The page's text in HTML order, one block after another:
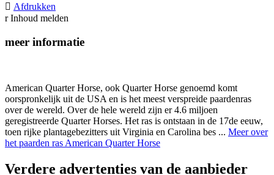
 Afdrukken
r Inhoud melden
meer informatie
American Quarter Horse, ook Quarter Horse genoemd komt
oorspronkelijk uit de USA en is het meest verspreide paardenras
over de wereld. Over de hele wereld zijn er 4.6 miljoen
geregistreerde Quarter Horses. Het ras is ontstaan in de 17de eeuw,
toen rijke plantagebezitters uit Virginia en Carolina bes ... Meer over
het paarden ras American Quarter Horse
Verdere advertenties van de aanbieder